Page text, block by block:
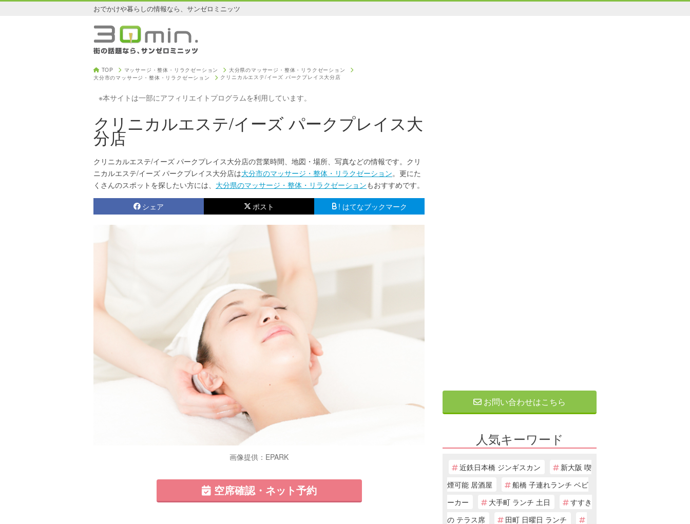
おでかけや暮らしの情報なら、サンゼロミニッツ
TOP マッサージ・整体・リラクゼーション
大分県のマッサージ・整体・リラクゼーション
大分市のマッサージ・整体・リラクゼーション
クリニカルエステ/イーズ パークプレイス大分店
※本サイトは一部にアフィリエイトプログラムを利用しています。
クリニカルエステ/イーズ パークプレイス大
分店
クリニカルエステ/イーズ パークプレイス大分店の営業時間、地図・場所、写真などの情報です。クリ
ニカルエステ/イーズ パークプレイス大分店は大分市のマッサージ・整体・リラクゼーション。更にた
くさんのスポットを探したい方には、 大分県のマッサージ・整体・リラクゼーションもおすすめです。
シェア ポスト ! はてなブックマーク
画像提供：EPARK
空席確認・ネット予約
お問い合わせはこちら
人気キーワード
近鉄日本橋 ジンギスカン
新大阪 喫
煙可能 居酒屋
船橋 子連れランチ ベビ
ーカー
大手町 ランチ 土日
すすき
の テラス席
田町 日曜日 ランチ